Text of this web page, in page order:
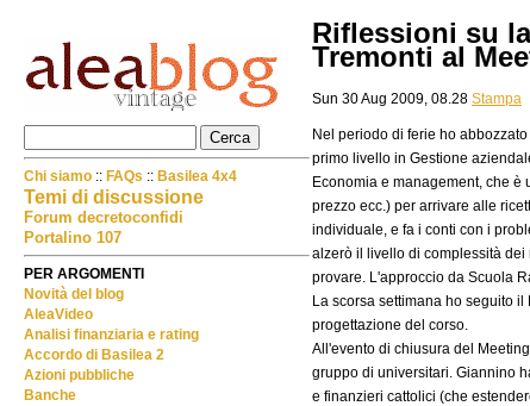
Riflessioni su
Tremonti al
Sun 30 Aug 2009, 08.28 Stampa
Nel periodo di ferie ho
primo livello in Gestione
Economia e management, che
prezzo ecc.) per arrivare alle
individuale, e fa i conti con i
alzerò il livello di complessità
provare. L'approccio da Scuola
La scorsa settimana ho seguito
progettazione del corso.
All'evento di chiusura del
gruppo di universitari. Giannino
e finanzieri cattolici (che
Chi siamo :: FAQs :: Basilea 4x4
Temi di discussione
Forum decretoconfidi
Portalino 107
PER ARGOMENTI
Novità del blog
AleaVideo
Analisi finanziaria e rating
Accordo di Basilea 2
Azioni pubbliche
Banche